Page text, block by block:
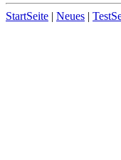
StartSeite | Neues |